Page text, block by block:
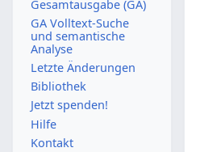
Gesamtausgabe (GA)
GA Volltext-Suche
und semantische
Analyse
Letzte Änderungen
Bibliothek
Jetzt spenden!
Hilfe
Kontakt